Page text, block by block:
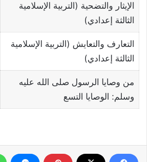
الإيثار والتضحية (التربية الإسلامية
الثالثة إعدادي)
التعارف والتعايش (التربية الإسلامية
الثالثة إعدادي)
من وصايا الرسول صلى الله عليه
وسلم: الوصايا التسع